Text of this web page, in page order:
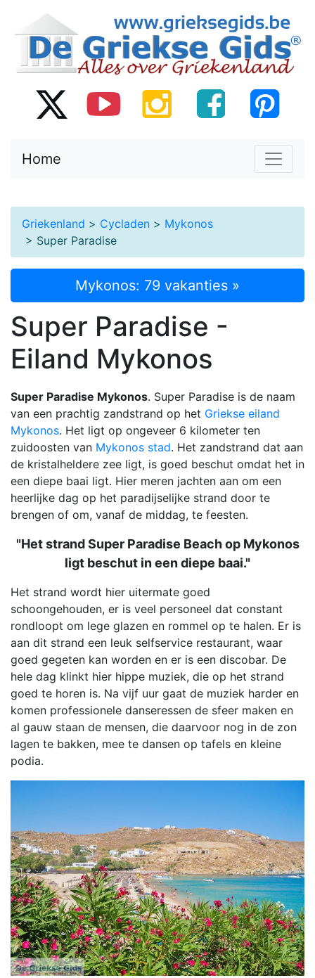
Home
Griekenland > Cycladen > Mykonos
> Super Paradise
Mykonos: 79 vakanties »
Super Paradise -
Eiland Mykonos
Super Paradise Mykonos. Super Paradise is de naam
van een prachtig zandstrand op het Griekse eiland
Mykonos. Het ligt op ongeveer 6 kilometer ten
zuidoosten van Mykonos stad. Het zandstrand dat aan
de kristalheldere zee ligt, is goed beschut omdat het in
een diepe baai ligt. Hier meren jachten aan om een
heerlijke dag op het paradijselijke strand door te
brengen of om, vanaf de middag, te feesten.
"Het strand Super Paradise Beach op Mykonos
ligt beschut in een diepe baai."
Het strand wordt hier uitermate goed
schoongehouden, er is veel personeel dat constant
rondloopt om lege glazen en rommel op te halen. Er is
aan dit strand een leuk selfservice restaurant, waar
goed gegeten kan worden en er is een discobar. De
hele dag klinkt hier hippe muziek, die op het strand
goed te horen is. Na vijf uur gaat de muziek harder en
komen professionele danseressen de sfeer maken en
al gauw staan de mensen, die daarvoor nog in de zon
lagen te bakken, mee te dansen op tafels en kleine
podia.